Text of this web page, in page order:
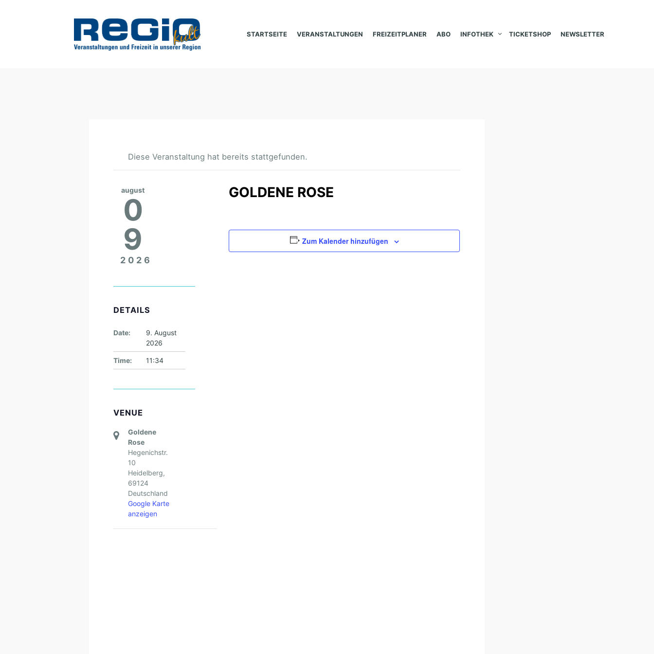
STARTSEITE VERANSTALTUNGEN FREIZEITPLANER ABO INFOTHEK TICKETSHOP NEWSLETTER
Diese Veranstaltung hat bereits stattgefunden.
GOLDENE ROSE
Zum Kalender hinzufügen
august
0
9
2026
DETAILS
Date:
9. August
2026
Time: 11:34
VENUE
Goldene
Rose
Hegenichstr.
10
Heidelberg,
69124
Deutschland
Google Karte
anzeigen